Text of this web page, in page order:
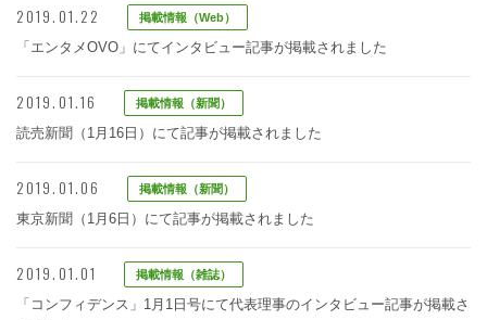
2019.01.22 掲載情報（Web）
「エンタメOVO」にてインタビュー記事が掲載されました
2019.01.16 掲載情報（新聞）
読売新聞（1月16日）にて記事が掲載されました
2019.01.06 掲載情報（新聞）
東京新聞（1月6日）にて記事が掲載されました
2019.01.01 掲載情報（雑誌）
「コンフィデンス」1月1日号にて代表理事のインタビュー記事が掲載さ